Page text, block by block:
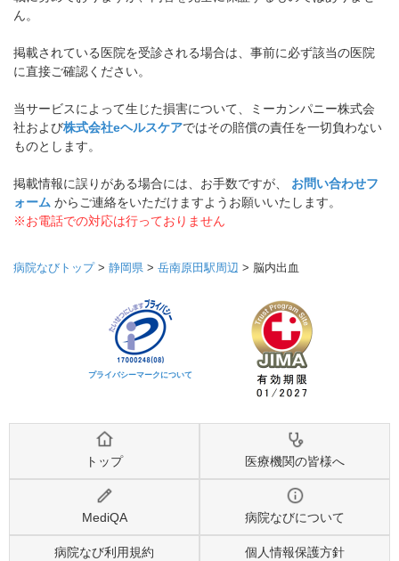
ん。
掲載されている医院を受診される場合は、事前に必ず該当の医院
に直接ご確認ください。
当サービスによって生じた損害について、ミーカンパニー株式会
社および株式会社eヘルスケアではその賠償の責任を一切負わない
ものとします。
掲載情報に誤りがある場合には、お手数ですが、 お問い合わせフ
ォーム からご連絡をいただけますようお願いいたします。
※お電話での対応は行っておりません
病院なびトップ> 静岡県 > 岳南原田駅周辺 > 脳内出血
プライバシーマークについて
トップ 医療機関の皆様へ
MediQA 病院なびについて
病院なび利用規約 個人情報保護方針